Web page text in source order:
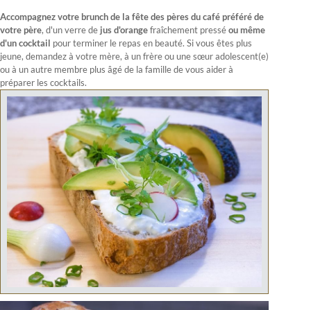
Accompagnez votre brunch de la fête des pères du café préféré de
votre père, d'un verre de jus d'orangefraîchement presséou même
d'un cocktail pour terminer le repas en beauté. Si vous êtes plus
jeune, demandez à votre mère, à un frère ou une sœur adolescent(e)
ou à un autre membre plus âgé de la famille de vous aider à
préparer les cocktails.